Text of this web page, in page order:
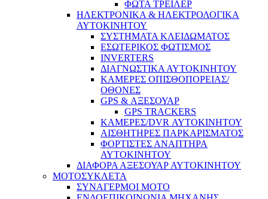
ΦΩΤΑ ΤΡΕΙΛΕΡ
ΗΛΕΚΤΡΟΝΙΚΑ & ΗΛΕΚΤΡΟΛΟΓΙΚΑ
ΑΥΤΟΚΙΝΗΤΟΥ
ΣΥΣΤΗΜΑΤΑ ΚΛΕΙΔΩΜΑΤΟΣ
ΕΣΩΤΕΡΙΚΟΣ ΦΩΤΙΣΜΟΣ
INVERTERS
ΔΙΑΓΝΩΣΤΙΚΑ ΑΥΤΟΚΙΝΗΤΟΥ
ΚΑΜΕΡΕΣ ΟΠΙΣΘΟΠΟΡΕΙΑΣ/
ΟΘΟΝΕΣ
GPS & ΑΞΕΣΟΥΑΡ
GPS TRACKERS
ΚΑΜΕΡΕΣ/DVR ΑΥΤΟΚΙΝΗΤΟΥ
ΑΙΣΘΗΤΗΡΕΣ ΠΑΡΚΑΡΙΣΜΑΤΟΣ
ΦΟΡΤΙΣΤΕΣ ΑΝΑΠΤΗΡΑ
ΑΥΤΟΚΙΝΗΤΟΥ
ΔΙΑΦΟΡΑ ΑΞΕΣΟΥΑΡ ΑΥΤΟΚΙΝΗΤΟΥ
ΜΟΤΟΣΥΚΛΕΤΑ
ΣΥΝΑΓΕΡΜΟΙ ΜΟΤΟ